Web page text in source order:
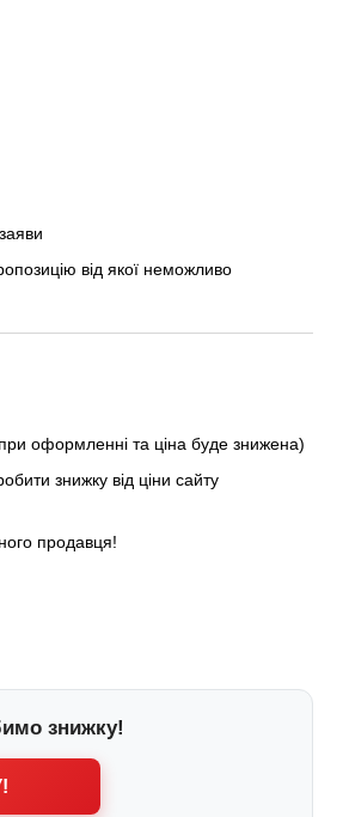
від якої неможливо
оформленні та ціна буде знижена)
знижку від ціни сайту
продавця!
знижку!